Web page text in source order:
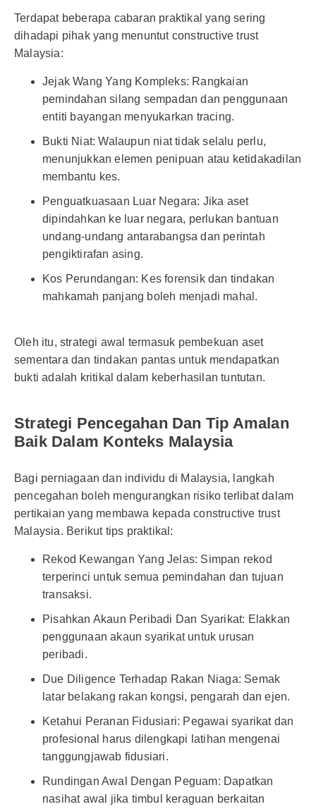
Terdapat beberapa cabaran praktikal yang sering
dihadapi pihak yang menuntut constructive trust
Malaysia:
Jejak Wang Yang Kompleks: Rangkaian
pemindahan silang sempadan dan penggunaan
entiti bayangan menyukarkan tracing.
Bukti Niat: Walaupun niat tidak selalu perlu,
menunjukkan elemen penipuan atau ketidakadilan
membantu kes.
Penguatkuasaan Luar Negara: Jika aset
dipindahkan ke luar negara, perlukan bantuan
undang-undang antarabangsa dan perintah
pengiktirafan asing.
Kos Perundangan: Kes forensik dan tindakan
mahkamah panjang boleh menjadi mahal.
Oleh itu, strategi awal termasuk pembekuan aset
sementara dan tindakan pantas untuk mendapatkan
bukti adalah kritikal dalam keberhasilan tuntutan.
Strategi Pencegahan Dan Tip Amalan
Baik Dalam Konteks Malaysia
Bagi perniagaan dan individu di Malaysia, langkah
pencegahan boleh mengurangkan risiko terlibat dalam
pertikaian yang membawa kepada constructive trust
Malaysia. Berikut tips praktikal:
Rekod Kewangan Yang Jelas: Simpan rekod
terperinci untuk semua pemindahan dan tujuan
transaksi.
Pisahkan Akaun Peribadi Dan Syarikat: Elakkan
penggunaan akaun syarikat untuk urusan
peribadi.
Due Diligence Terhadap Rakan Niaga: Semak
latar belakang rakan kongsi, pengarah dan ejen.
Ketahui Peranan Fidusiari: Pegawai syarikat dan
profesional harus dilengkapi latihan mengenai
tanggungjawab fidusiari.
Rundingan Awal Dengan Peguam: Dapatkan
nasihat awal jika timbul keraguan berkaitan